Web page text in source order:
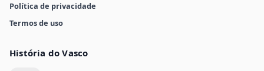
Política de privacidade
Termos de uso
História do Vasco